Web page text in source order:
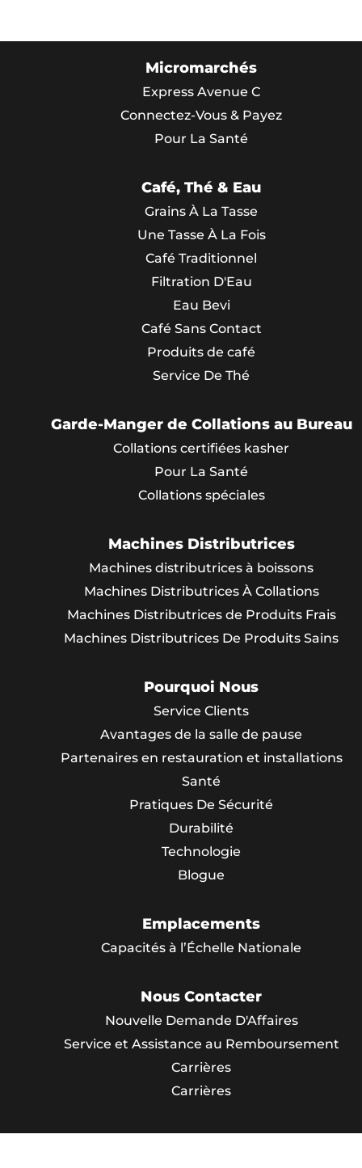
Micromarchés
Express Avenue C
Connectez-Vous & Payez
Pour La Santé
Café, Thé & Eau
Grains À La Tasse
Une Tasse À La Fois
Café Traditionnel
Filtration D'Eau
Eau Bevi
Café Sans Contact
Produits de café
Service De Thé
Garde-Manger de Collations au Bureau
Collations certifiées kasher
Pour La Santé
Collations spéciales
Machines Distributrices
Machines distributrices à boissons
Machines Distributrices À Collations
Machines Distributrices de Produits Frais
Machines Distributrices De Produits Sains
Pourquoi Nous
Service Clients
Avantages de la salle de pause
Partenaires en restauration et installations
Santé
Pratiques De Sécurité
Durabilité
Technologie
Blogue
Emplacements
Capacités à l’Échelle Nationale
Nous Contacter
Nouvelle Demande D'Affaires
Service et Assistance au Remboursement
Carrières
Carrières